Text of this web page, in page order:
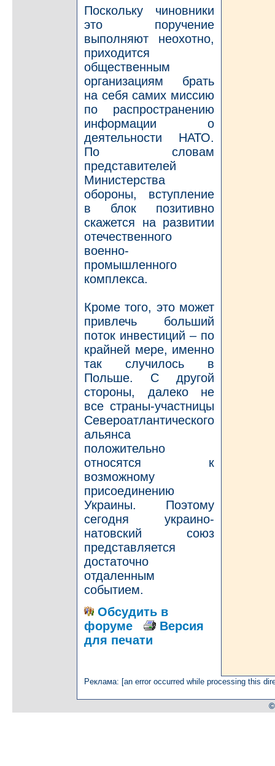
Поскольку чиновники
это поручение
выполняют неохотно,
приходится
общественным
организациям брать
на себя самих миссию
по распространению
информации о
деятельности НАТО.
По словам
представителей
Министерства
обороны, вступление
в блок позитивно
скажется на развитии
отечественного
военно-
промышленного
комплекса.
Кроме того, это может
привлечь больший
поток инвестиций – по
крайней мере, именно
так случилось в
Польше. С другой
стороны, далеко не
все страны-участницы
Североатлантического
альянса
положительно
относятся к
возможному
присоединению
Украины. Поэтому
сегодня украино-
натовский союз
представляется
достаточно
отдаленным
событием.
Обсудить в
форуме
Версия
для печати
Рeклaмa: [an error occurred while processing this
©